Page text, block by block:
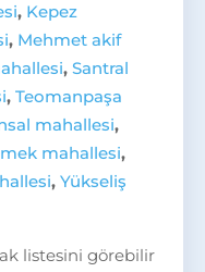
, Kepez
, Mehmet akif
, Santral
, Teomanpaşa
mahallesi,
mahallesi,
, Yükseliş
listesini görebilir